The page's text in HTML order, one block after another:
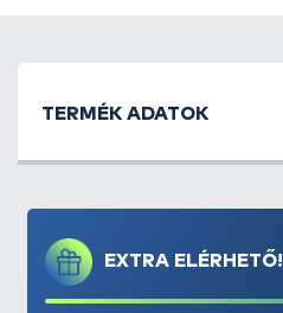
EXTRA ELÉRHETŐ!
TERMÉK ADATOK